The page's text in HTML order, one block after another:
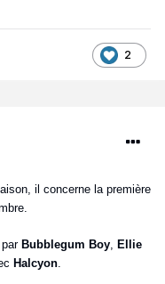
2
il concerne la première
Bubblegum Boy, Ellie
Halcyon.